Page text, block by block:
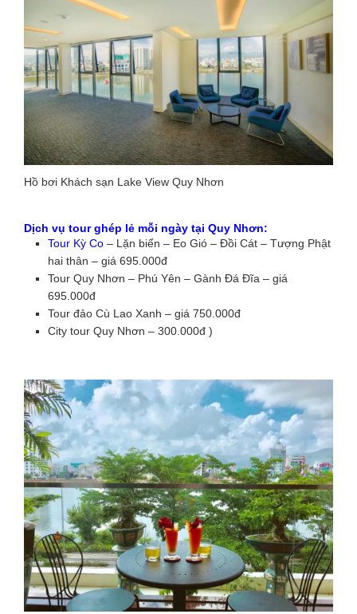
Hồ bơi Khách sạn Lake View Quy Nhơn
Dịch vụ tour ghép lẻ mỗi ngày tại Quy Nhơn:
Tour Kỳ Co – Lặn biển – Eo Gió – Đồi Cát – Tượng Phật
hai thân – giá 695.000đ
Tour Quy Nhơn – Phú Yên – Gành Đá Đĩa – giá
695.000đ
Tour đảo Cù Lao Xanh – giá 750.000đ
City tour Quy Nhơn – 300.000đ )